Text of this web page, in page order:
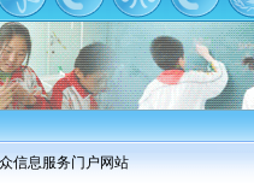
信息服务门户网站